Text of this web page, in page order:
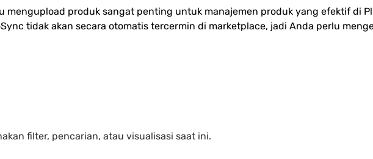
mengupload produk sangat penting untuk manajemen produk yang efektif di
tidak akan secara otomatis tercermin di marketplace, jadi Anda perlu
filter, pencarian, atau visualisasi saat ini.